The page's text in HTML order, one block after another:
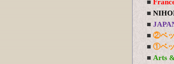
■
■
■
■ ②ベッ
■ ①ベッ
■ Arts